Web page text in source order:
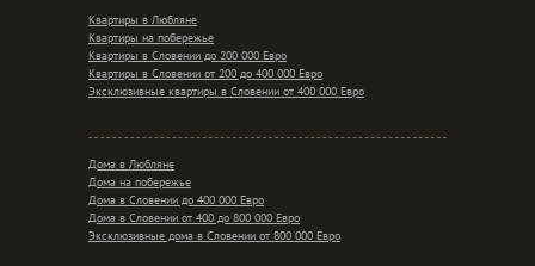
Квартиры в Любляне
Квартиры на побережье
Квартиры в Словении до 200 000 Евро
Квартиры в Словении от 200 до 400 000 Евро
Эксклюзивные квартиры в Словении от 400 000 Евро
Дома в Любляне
Дома на побережье
Дома в Словении до 400 000 Евро
Дома в Словении от 400 до 800 000 Евро
Эксклюзивные дома в Словении от 800 000 Евро